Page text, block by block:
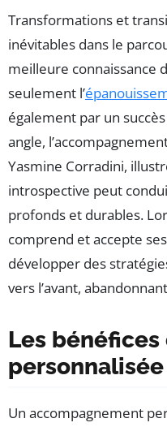
Transformations et
inévitables dans le
meilleure connaissance
seulement l’
également par un
angle,
Yasmine Corradini,
introspective peut
profonds et durables.
comprend et accepte
développer des
vers l’avant,
Les bénéfices
personnalisée
Un accompagnement